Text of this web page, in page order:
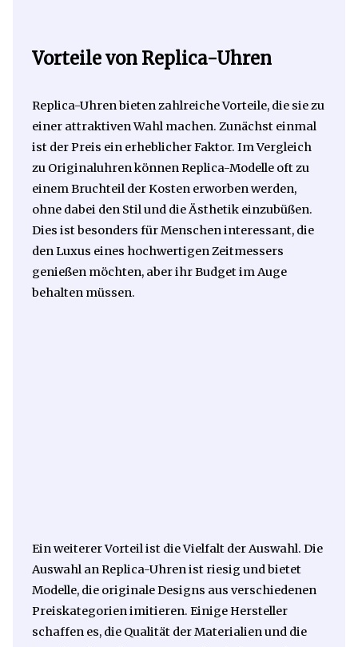
Vorteile von Replica-Uhren
Replica-Uhren bieten zahlreiche Vorteile, die sie zu
einer attraktiven Wahl machen. Zunächst einmal
ist der Preis ein erheblicher Faktor. Im Vergleich
zu Originaluhren können Replica-Modelle oft zu
einem Bruchteil der Kosten erworben werden,
ohne dabei den Stil und die Ästhetik einzubüßen.
Dies ist besonders für Menschen interessant, die
den Luxus eines hochwertigen Zeitmessers
genießen möchten, aber ihr Budget im Auge
behalten müssen.
Ein weiterer Vorteil ist die Vielfalt der Auswahl. Die
Auswahl an Replica-Uhren ist riesig und bietet
Modelle, die originale Designs aus verschiedenen
Preiskategorien imitieren. Einige Hersteller
schaffen es, die Qualität der Materialien und die